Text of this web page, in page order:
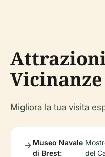
Migliora la tua visita
Museo Navale
di Brest:
del